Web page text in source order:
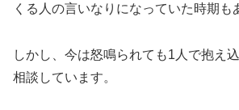
くる人の言いなりになっていた時期も
しかし、今は怒鳴られても1人で抱え
相談しています。